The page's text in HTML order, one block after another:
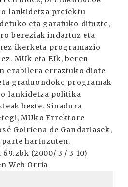
lankidetza proiektu
eta garatuko dituzte,
bereziak indartuz eta
ikerketa programazio
MUk eta EIk, beren
erabilera erraztuko diote
graduondoko programak
lankidetza politika
beste. Sinadura
MUko Errektore
Goiriena de Gandariasek,
hartuzuten.
(2000/ 3 / 3 10)
Web Orria